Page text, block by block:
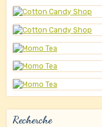
Recherche